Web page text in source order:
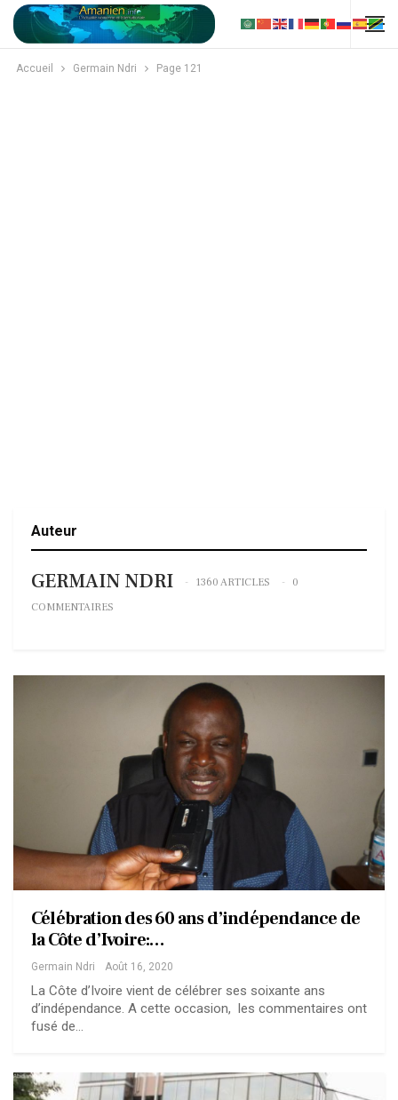
Accueil Germain Ndri Page 121
Auteur
GERMAIN NDRI 1360 ARTICLES
0
COMMENTAIRES
Célébration des 60 ans d’indépendance de
la Côte d’Ivoire:…
Germain Ndri Août 16, 2020
La Côte d’Ivoire vient de célébrer ses soixante ans
d’indépendance. A cette occasion, les commentaires ont
fusé de…